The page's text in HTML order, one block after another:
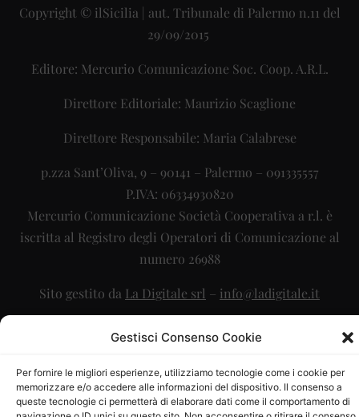
Gestisci Consenso Cookie
Per fornire le migliori esperienze, utilizziamo tecnologie come i cookie per
memorizzare e/o accedere alle informazioni del dispositivo. Il consenso a
queste tecnologie ci permetterà di elaborare dati come il comportamento di
Copyright © ilSicilia | aut. Tribunale di Palermo n.11 del
29/09/2015
Editore: Mercurio Comunicazione Soc. Coop. A.R.L.
Direttore Editoriale: Maurizio Scaglione
Direttore Responsabile: Maria Calabrese
p.zza Sant’Oliva, 9 – 90141 – Palermo – 091335557
P.IVA: 06334930820
Mercurio Comunicazione Società Cooperativa a r.l. è
iscritta al Registro degli Operatori di Comunicazione al
numero 26988
Sito gestito da La Digitale srl – info@ladigitale.it